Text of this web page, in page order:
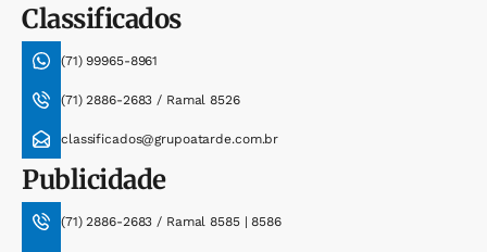
Classificados
(71) 99965-8961
(71) 2886-2683 / Ramal 8526
classificados@grupoatarde.com.br
Publicidade
(71) 2886-2683 / Ramal 8585 | 8586